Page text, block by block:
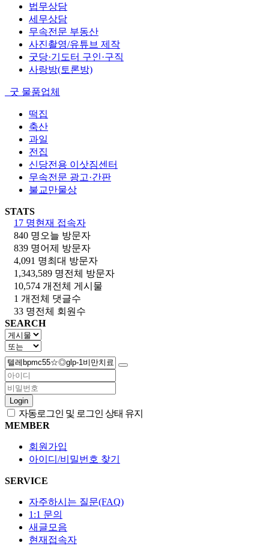
법무상담
세무상담
무속전문 부동산
사진촬영/유튜브 제작
굿당·기도터 구인·구직
사랑방(토론방)
굿 물품업체
떡집
축산
과일
전집
신당전용 이삿짐센터
무속전문 광고·간판
불교만물상
STATS
17 명현재 접속자
840 명 오늘 방문자
839 명어제 방문자
4,091 명최대 방문자
1,343,589 명전체 방문자
10,574 개 전체 게시물
1 개 전체 댓글수
33 명전체 회원수
SEARCH
Login
자동로그인 및 로그인 상태 유지
MEMBER
회원가입
아이디/비밀번호 찾기
SERVICE
자주하시는 질문(FAQ)
1:1 문의
새글모음
현재접속자